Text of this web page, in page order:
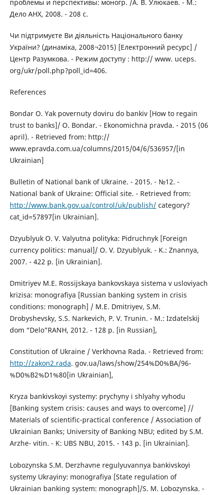
проблемы и перспективы: моногр. /А. В. Улюкаев. - М.:
Дело АНХ, 2008. - 208 с.
Чи підтримуєте Ви діяльність Національного банку
України? (динаміка, 2008¬2015) [Електронний ресурс] /
Центр Разумкова. - Режим доступу : http:// www. uceps.
org/ukr/poll.php?poll_id=406.
References
Bondar О. Yak povernuty doviru do bankiv [How to regain
trust to banks]/ О. Bondar. - Ekonomichna pravda. - 2015 (06
april). - Retrieved from: http://
www.epravda.com.ua/columns/2015/04/6/536957/[in
Ukrainian]
Bulletin of National bank of Ukraine. - 2015. - №12. -
National bank of Ukraine: Official site. - Retrieved from:
http://www.bank.gov.ua/control/uk/publish/category?
cat_id=57897[in Ukrainian].
Dzyublyuk О. V. Valyutna polityka: Pidruchnyk [Foreign
currency politics: manual]/ О. V. Dzyublyuk. - K.: Znannya,
2007. - 422 p. [in Ukrainian].
Dmitriyev M.E. Rossijskaya bankovskaya sistema v usloviyach
krizisa: monografiya [Russian banking system in crisis
conditions: monograph] / M.E. Dmitriyev, S.M.
Drobyshevsky, S.S. Narkevich, P. V. Trunin. - М.: Izdatelskij
dom “Delo”RANH, 2012. - 128 p. [in Russian],
Constitution of Ukraine / Verkhovna Rada. - Retrieved from:
http://zakon2.rada. gov.ua/laws/show/254%D0%BA/96-
%D0%B2%D1%80[in Ukrainian],
Kryza bankivskoyi systemy: prychyny і shlyahy vyhodu
[Banking system crisis: causes and ways to overcome] //
Materials of scientific-practical conference / Association of
Ukrainian Banks; University of Banking NBU; edited by S.M.
Arzhe- vitin. - K: UBS NBU, 2015. - 143 p. [in Ukrainian].
Lobozynska S.M. Derzhavne regulyuvannya bankivskoyi
systemy Ukrayiny: monografiya [State regulation of
Ukrainian banking system: monograph]/S. M. Lobozynska. -